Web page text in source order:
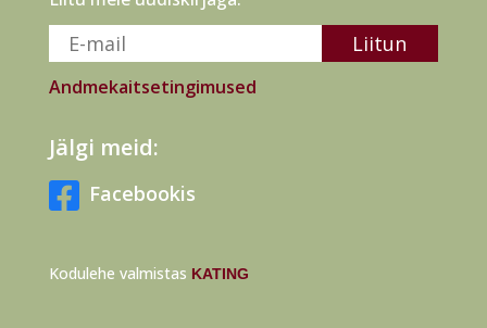
Andmekaitsetingimused
Jälgi meid:
 Facebookis
Kodulehe valmistas KATING